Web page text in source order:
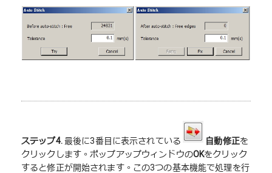
ステップ4.最後に3番目に表示されている 自動修正を
クリックします。ポップアップウィンドウのOKをクリック
すると修正が開始されます。この3つの基本機能で処理を行